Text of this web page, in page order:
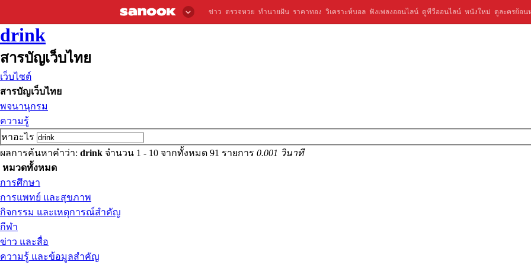
ข่าว ตรวจหวย ทำนายฝัน ราคาทอง วิเคราะห์บอล ฟังเพลงออนไลน์ ดูทีวีออนไลน์ หนังใหม่ ดูละครย้อน
drink
สารบัญเว็บไทย
เว็บไซต์
สารบัญเว็บไทย
พจนานุกรม
ความรู้
หาอะไร
ผลการค้นหาคำว่า: drink จำนวน 1 - 10 จากทั้งหมด 91 รายการ 0.001 วินาที
หมวดทั้งหมด
การศึกษา
การแพทย์ และสุขภาพ
กิจกรรม และเหตุการณ์สำคัญ
กีฬา
ข่าว และสื่อ
ความรู้ และข้อมูลสำคัญ